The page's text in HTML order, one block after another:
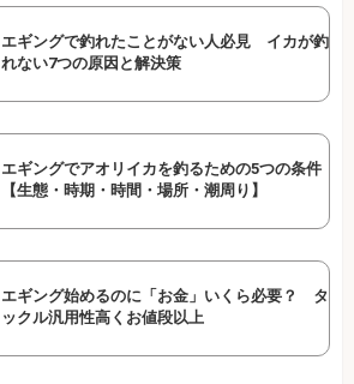
エギングで釣れたことがない人必見 イカが釣
れない7つの原因と解決策
エギングでアオリイカを釣るための5つの条件
【生態・時期・時間・場所・潮周り】
エギング始めるのに「お金」いくら必要？ タ
ックル汎用性高くお値段以上